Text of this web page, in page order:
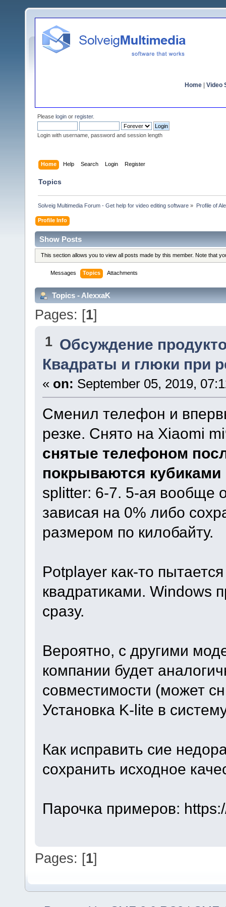
Home Video
Please login or register.
Login with username, password and session length
Home Help Search Login Register
Topics
Solveig Multimedia Forum - Get help for video editing software » Profile of
Profile Info
Show Posts
This section allows you to view all posts made by this member. Note that
Messages Topics Attachments
Topics - AlexxaK
Pages: [1]
1 Обсуждение
Квадраты и глюки при
« on: September 05, 2019,
Сменил телефон и
резке. Снято на Xiaomi
снятые телефоном
покрываются кубиками
splitter: 6-7. 5-ая вообще
зависая на 0% либо
размером по килобайту.
Potplayer как-то
квадратиками. Windows
сразу.
Вероятно, с другими
компании будет
совместимости (может
Установка K-lite в
Как исправить сие
сохранить исходное
Парочка примеров:
Pages: [1]